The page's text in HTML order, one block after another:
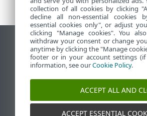
Prikaži lokaciju za računare
End of Life
ESET Forum
ESET baza znanja
ESET Status Portal
Regionalna podrška
collection of all cookies by clicking
decline all non-essential cookies
essential cookies only", or adjust
clicking "Manage cookies". You
withdraw your consent or change
anytime by clicking the "Manage
footer or in your account settings (if
information, see ourCookie Policy.
ACCEPT ALL AND
ACCEPT ESSENTIAL